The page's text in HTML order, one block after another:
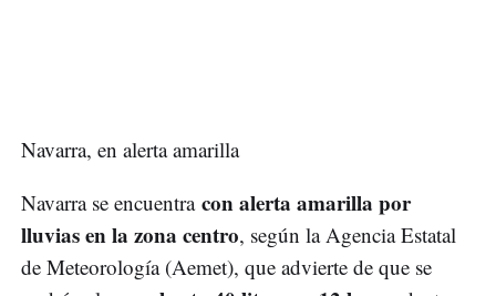
Navarra, en alerta amarilla
Navarra se encuentra con alerta amarilla por
lluvias en la zona centro, según la Agencia Estatal
de Meteorología (Aemet), que advierte de que se